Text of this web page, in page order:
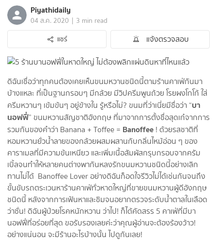
Piyathidaily
04 ส.ค. 2020 | 3 min read
แชร์
แจ้งตรวจสอบ
ดิฉันเชื่อว่าทุกคนต้องเคยเห็นขนมหวานชนิดนี้ตามร้านคาเฟ่กันมา
บ้างแหละ ที่เป็นฐานกรอบๆ มีกล้วย มีวิปครีมพูนถ้วย โรยผงโกโก้ ใส่
ครีมหวานๆ เข้มข้นๆ อยู่ข้างใน รู้หรือไม่? ขนมที่ว่าเนี่ยมีชื่อว่า “บา
นอฟฟี่” ขนมหวานสัญชาติอังกฤษ ที่มาจากการตั้งชื่อสุดเก๋จากการ
รวมกันของคำว่า Banana + Toffee = Banoffee ! ด้วยรสชาติที่
หอมหวานยั่วน้ำลายของกล้วยผสมผสานกับกลิ่นไหม้อ่อน ๆ ของ
คาราเมลที่มีความข้นเหนียว และเพิ่มเนื้อสัมผัสกรุบกรอบจากครัม
เบิ้ลจนทำให้หลายคนต่างพากันหลงรักขนมหวานชนิดนี้อย่างเลิก
ทานไม่ได้ Banoffee Lover อย่างดิฉันก็อดใจรีวิวไม่ได้เช่นกันจนถึง
ขั้นขับรถตระเวนหาร้านคาเฟ่ทั่วหาดใหญ่ที่ขายขนมหวานผู้ดีอังกฤษ
ชนิดนี้ หลังจากการเฟ้นหาและชิมจนอยากตรวจระดับน้ำตาลในเลือด
ว่าซั่น! ดิฉันผู้ป่วยโรคหนักหวาน ว่าไป! ก็ได้คัดสรร 5 คาเฟ่ที่มีบา
นอฟฟี่ที่อร่อยที่สุด ขอรับรองเลยค่ะว่าคุณผู้อ่านจะต้องร้องว้าว!
อย่างแน่นอน จะมีร้านอะไรบ้างนั้น ไปดูกันเลย!